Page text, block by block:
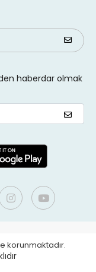
haberdar olmak
korunmaktadır.